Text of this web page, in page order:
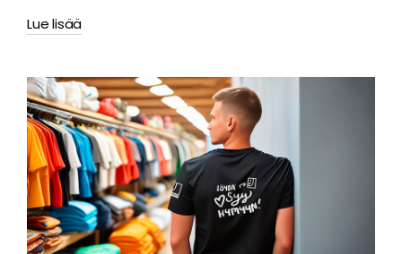
Lue lisää